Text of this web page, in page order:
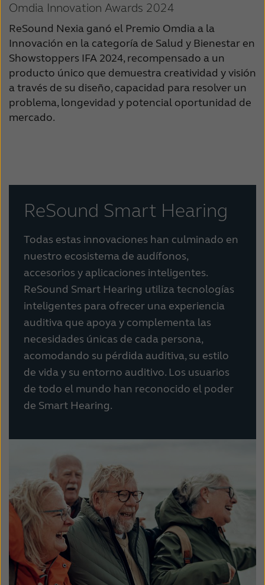
Omdia Innovation Awards 2024
ReSound Nexia ganó el Premio Omdia a la
Innovación en la categoría de Salud y Bienestar en
Showstoppers IFA 2024, recompensado a un
producto único que demuestra creatividad y visión
a través de su diseño, capacidad para resolver un
problema, longevidad y potencial oportunidad de
mercado.
ReSound Smart Hearing
Todas estas innovaciones han culminado en
nuestro ecosistema de audífonos,
accesorios y aplicaciones inteligentes.
ReSound Smart Hearing utiliza tecnologías
inteligentes para ofrecer una experiencia
auditiva que apoya y complementa las
necesidades únicas de cada persona,
acomodando su pérdida auditiva, su estilo
de vida y su entorno auditivo. Los usuarios
de todo el mundo han reconocido el poder
de Smart Hearing.